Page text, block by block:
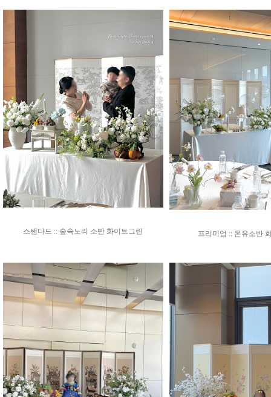
스탠다드 :: 숲속노리 소반 화이트그린 프리미엄 :: 온유소반